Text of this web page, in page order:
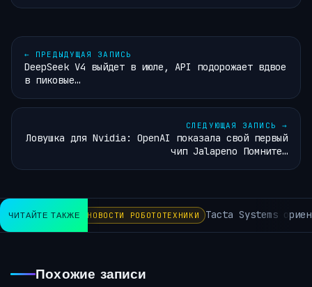
← ПРЕДЫДУЩАЯ ЗАПИСЬ
DeepSeek V4 выйдет в июле, API подорожает вдвое
в пиковые…
СЛЕДУЮЩАЯ ЗАПИСЬ →
Ловушка для Nvidia: OpenAI показала свой первый
чип Jalapeno Помните…
ЧИТАЙТЕ ТАКЖЕНОВОСТИ РОБОТОТЕХНИКИ Tacta Systems
Похожие записи